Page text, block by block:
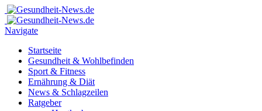
Navigate
Startseite
Gesundheit & Wohlbefinden
Sport & Fitness
Ernährung & Diät
News & Schlagzeilen
Ratgeber